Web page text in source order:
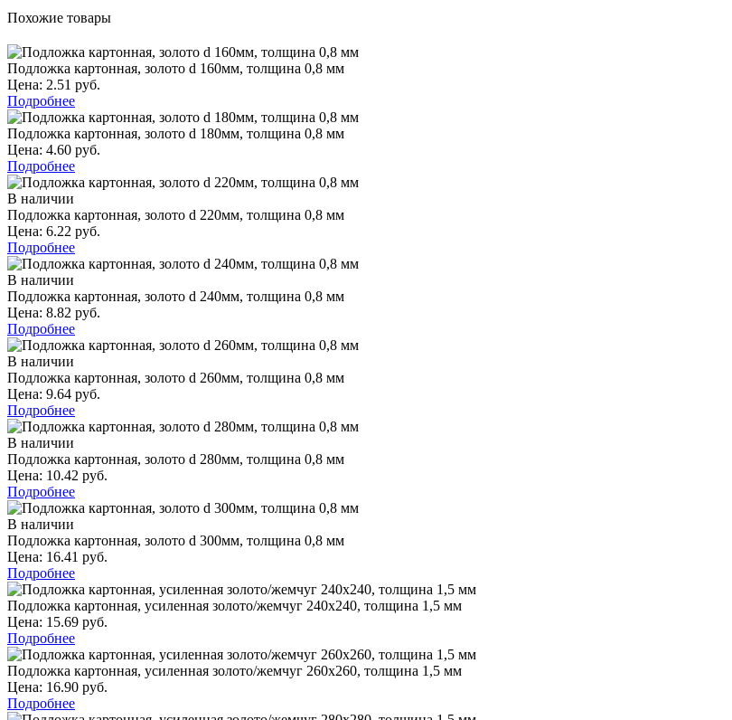
Похожие товары
Подложка картонная, золото d 160мм, толщина 0,8 мм
Цена: 2.51 руб.
Подробнее
Подложка картонная, золото d 180мм, толщина 0,8 мм
Цена: 4.60 руб.
Подробнее
В наличии
Подложка картонная, золото d 220мм, толщина 0,8 мм
Цена: 6.22 руб.
Подробнее
В наличии
Подложка картонная, золото d 240мм, толщина 0,8 мм
Цена: 8.82 руб.
Подробнее
В наличии
Подложка картонная, золото d 260мм, толщина 0,8 мм
Цена: 9.64 руб.
Подробнее
В наличии
Подложка картонная, золото d 280мм, толщина 0,8 мм
Цена: 10.42 руб.
Подробнее
В наличии
Подложка картонная, золото d 300мм, толщина 0,8 мм
Цена: 16.41 руб.
Подробнее
Подложка картонная, усиленная золото/жемчуг 240х240, толщина 1,5 мм
Цена: 15.69 руб.
Подробнее
Подложка картонная, усиленная золото/жемчуг 260х260, толщина 1,5 мм
Цена: 16.90 руб.
Подробнее